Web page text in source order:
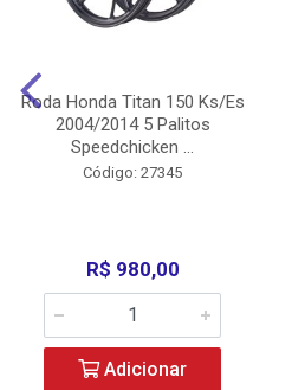
Roda Honda Titan 150 Ks/Es
2004/2014 5 Palitos
Speedchicken ...
Código: 27345
R$ 980,00
Adicionar